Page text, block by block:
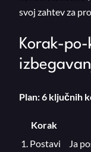
svoj zahtev za
Korak-
Plan: 6 ključnih
Korak
1. Postavi
Ja